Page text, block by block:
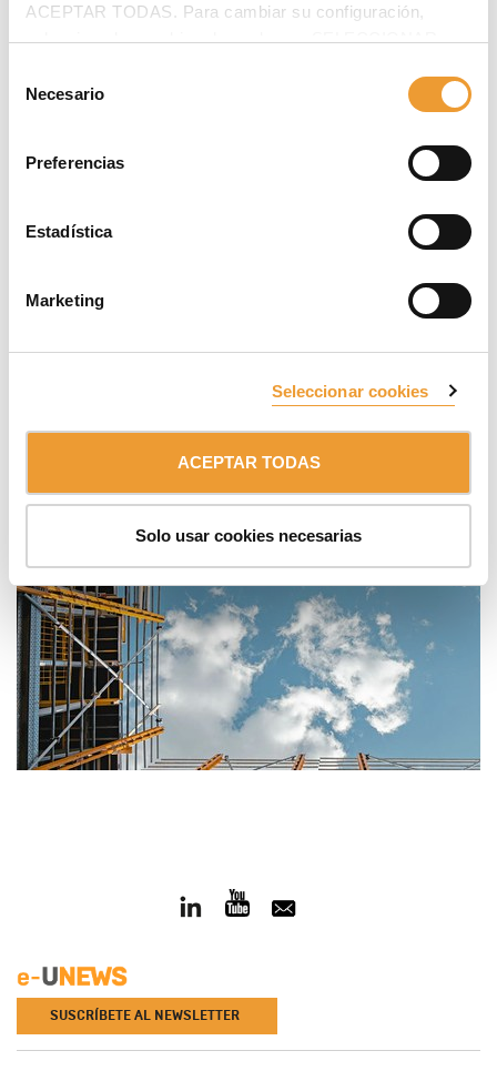
ACEPTAR TODAS. Para cambiar su configuración,
selecciona las cookies deseadas en SELECCIONAR
después.
Necesario
Preferencias
Estadística
Marketing
Seleccionar cookies
ACEPTAR TODAS
Solo usar cookies necesarias
SUSCRÍBETE AL NEWSLETTER